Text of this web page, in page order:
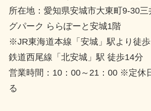
所在地：愛知県安城市大東町9-30
グパーク ららぽーと安城1階
※JR東海道本線「安城」駅より徒
鉄道西尾線「北安城」駅 徒歩14分
営業時間：10：00～21：00 ※定休
る